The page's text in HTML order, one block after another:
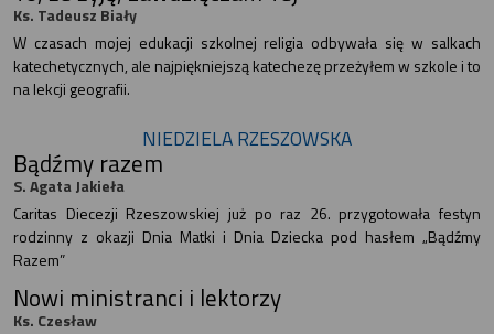
Ks. Tadeusz Biały
W czasach mojej edukacji szkolnej religia odbywała się w salkach
katechetycznych, ale najpiękniejszą katechezę przeżyłem w szkole i to
na lekcji geografii.
NIEDZIELA RZESZOWSKA
Bądźmy razem
S. Agata Jakieła
Caritas Diecezji Rzeszowskiej już po raz 26. przygotowała festyn
rodzinny z okazji Dnia Matki i Dnia Dziecka pod hasłem „Bądźmy
Razem”
Nowi ministranci i lektorzy
Ks. Czesław